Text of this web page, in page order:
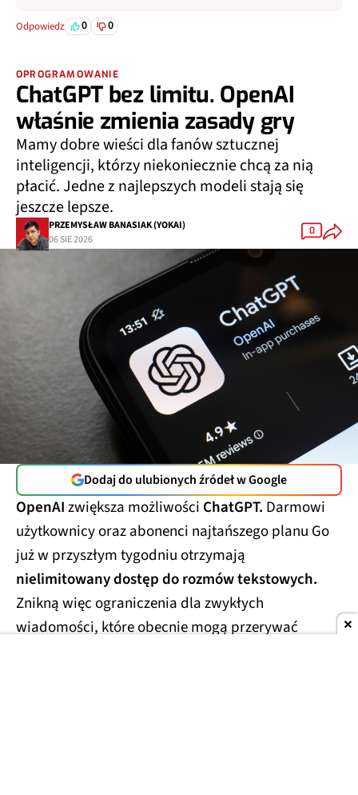
Odpowiedz 0 0
OPROGRAMOWANIE
ChatGPT bez limitu. OpenAI
właśnie zmienia zasady gry
Mamy dobre wieści dla fanów sztucznej
inteligencji, którzy niekoniecznie chcą za nią
płacić. Jedne z najlepszych modeli stają się
jeszcze lepsze.
PRZEMYSŁAW BANASIAK (YOKAI)
06 SIE 2026
0
Dodaj do ulubionych źródeł w Google
OpenAIzwiększa możliwości ChatGPT. Darmowi
użytkownicy oraz abonenci najtańszego planu Go
już w przyszłym tygodniu otrzymają
nielimitowany dostęp do rozmów tekstowych.
Znikną więc ograniczenia dla zwykłych
wiadomości, które obecnie mogą przerywać